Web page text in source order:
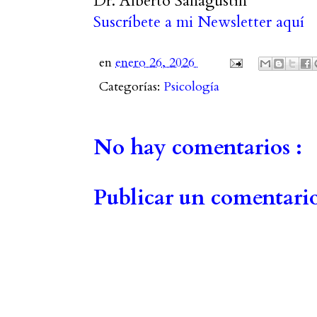
Suscríbete a mi Newsletter aquí
en enero 26, 2026
Categorías: Psicología
No hay comentarios :
Publicar un